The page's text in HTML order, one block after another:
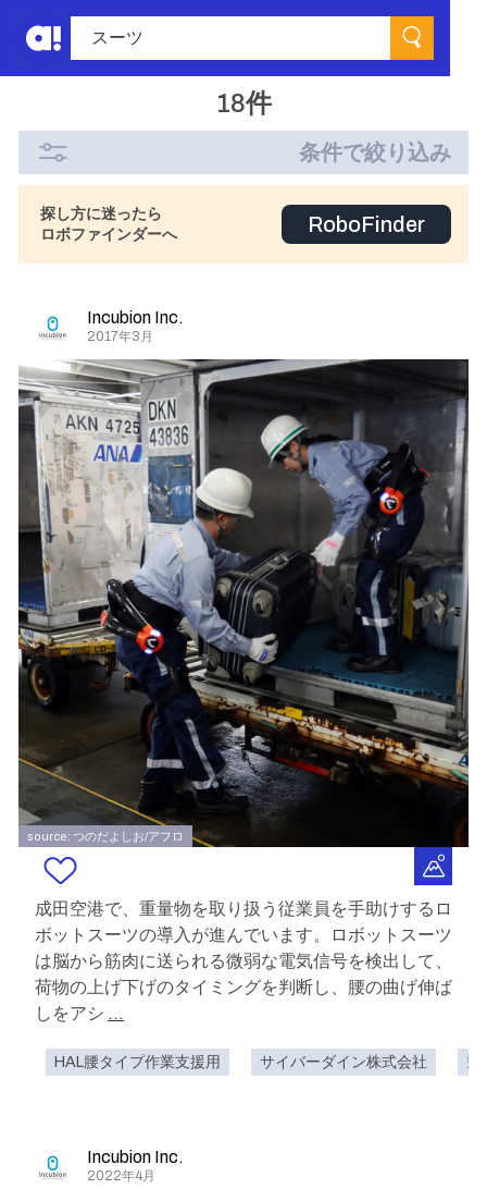
18件
条件で絞り込み
探し方に迷ったら
ロボファインダーへ
RoboFinder
Incubion Inc.
2017年3月
source: つのだよしお/アフロ
成田空港で、重量物を取り扱う従業員を手助けするロ
ボットスーツの導入が進んでいます。ロボットスーツ
は脳から筋肉に送られる微弱な電気信号を検出して、
荷物の上げ下げのタイミングを判断し、腰の曲げ伸ば
しをアシ ...
HAL腰タイプ作業支援用 サイバーダイン株式会社 空
Incubion Inc.
2022年4月